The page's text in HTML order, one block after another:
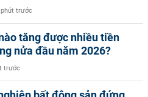
phút trước
tăng được nhiều tiền
nửa đầu năm 2026?
trước